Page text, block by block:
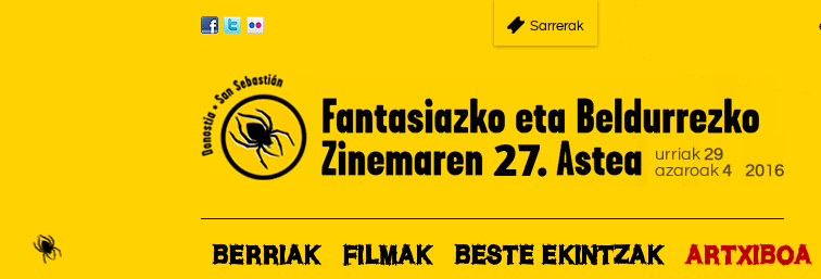
Sarrerak
BERRIAK FILMAK BESTE EKINTZAK ARTXIBOA